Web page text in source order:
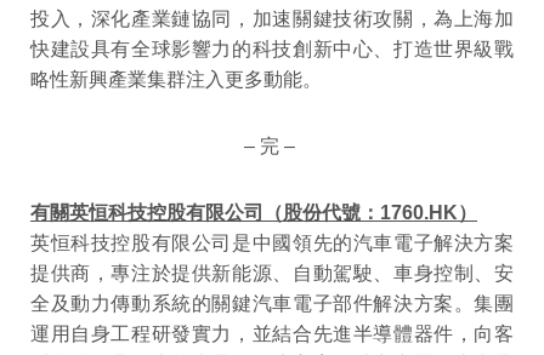
投入，深化產業鏈協同，加速關鍵技術攻關，為上海加
快建設具有全球影響力的科技創新中心、打造世界級戰
略性新興產業集群注入更多動能。
– 完 –
有關英恒科技控股有限公司（股份代號：1760.HK）
英恒科技控股有限公司是中國領先的汽車電子解決方案
提供商，專注於提供新能源、自動駕駛、車身控制、安
全及動力傳動系統的關鍵汽車電子部件解決方案。集團
運用自身工程研發實力，並結合先進半導體器件，向客